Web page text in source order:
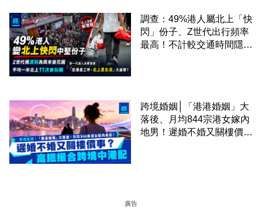
調查：49%港人屬北上「快
閃」份子、Z世代出行頻率
最高！不計較交通時間隱形
跨境婚姻│「港港婚姻」大
落後、月均844宗港女嫁內
地男！遲婚不婚又關樓價
廣告